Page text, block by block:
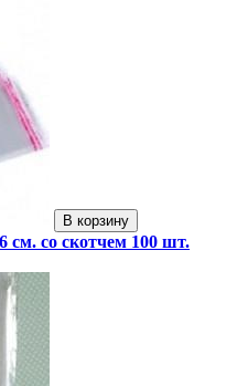
В корзину
см. со скотчем 100 шт.